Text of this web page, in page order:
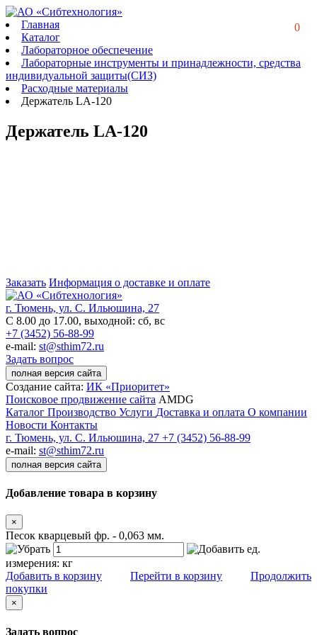
0
Главная
Каталог
Лабораторное обеспечение
Лабораторные инструменты и принадлежности, средства
индивидуальной защиты(СИЗ)
Расходные материалы
Держатель LA-120
Держатель LA-120
Заказать Информация о доставке и оплате
г. Тюмень, ул. С. Ильюшина, 27
С 8.00 до 17.00, выходной: сб, вс
+7 (3452) 56-88-99
e-mail: st@sthim72.ru
Задать вопрос
полная версия сайта
Создание сайта: ИК «Приоритет»
Поисковое продвижение сайта AMDG
Каталог Производство Услуги Доставка и оплата О компании
Новости Контакты
г. Тюмень, ул. С. Ильюшина, 27 +7 (3452) 56-88-99
e-mail: st@sthim72.ru
полная версия сайта
Добавление товара в корзину
×
Песок кварцевый фр. - 0,063 мм.
ед.
измерения: кг
Добавить в корзину
Перейти в корзину
Продолжить
покупки
×
Задать вопрос